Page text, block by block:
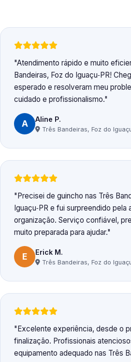
Atendimento rápido e muito
Bandeiras, Foz do Iguaçu‑PR!
esperado e resolveram meu
cuidado e profissionalismo.
A Aline P.
Três Bandeiras, Foz do
Precisei de guincho nas Três
Iguaçu‑PR e fui surpreendido pela
organização. Serviço confiável,
muito preparada para ajudar.
E Erick M.
Três Bandeiras, Foz do
Excelente experiência, desde o
finalização. Profissionais
equipamento adequado nas Três